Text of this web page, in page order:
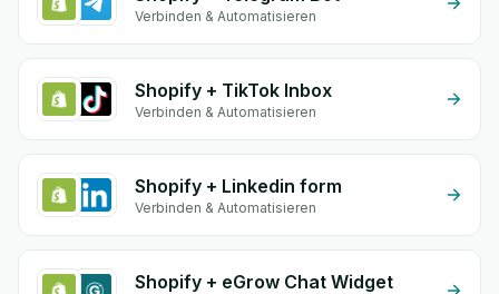
Verbinden & Automatisieren
Shopify + TikTok Inbox
Verbinden & Automatisieren
Shopify + Linkedin form
Verbinden & Automatisieren
Shopify + eGrow Chat Widget